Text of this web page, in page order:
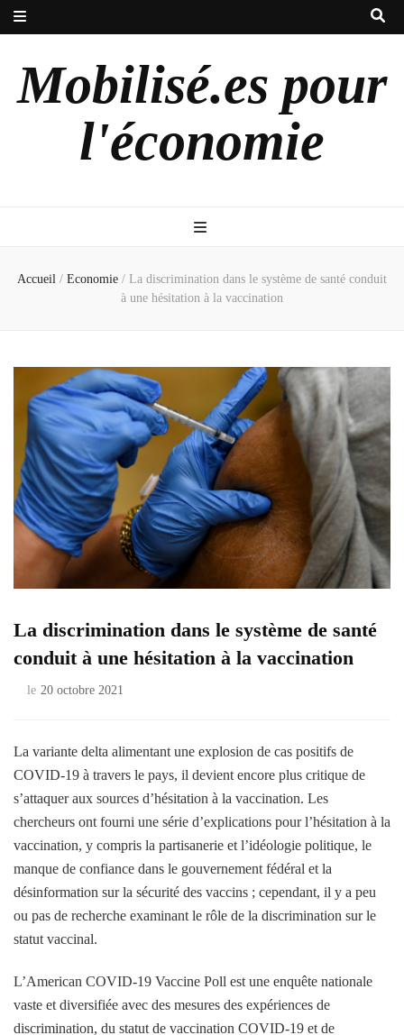
Mobilisé.es pour
l'économie
Accueil / Economie / La discrimination dans le système de santé conduit
à une hésitation à la vaccination
La discrimination dans le système de santé
conduit à une hésitation à la vaccination
le 20 octobre 2021
La variante delta alimentant une explosion de cas positifs de
COVID-19 à travers le pays, il devient encore plus critique de
s’attaquer aux sources d’hésitation à la vaccination. Les
chercheurs ont fourni une série d’explications pour l’hésitation à la
vaccination, y compris la partisanerie et l’idéologie politique, le
manque de confiance dans le gouvernement fédéral et la
désinformation sur la sécurité des vaccins ; cependant, il y a peu
ou pas de recherche examinant le rôle de la discrimination sur le
statut vaccinal.
L’American COVID-19 Vaccine Poll est une enquête nationale
vaste et diversifiée avec des mesures des expériences de
discrimination, du statut de vaccination COVID-19 et de